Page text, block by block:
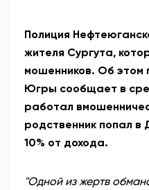
Вход /
Полиция
жителя Сургута,
мошенников. Об
Югры сообщает в
работал
родственник попал в
10% от дохода.
"Одной из жертв